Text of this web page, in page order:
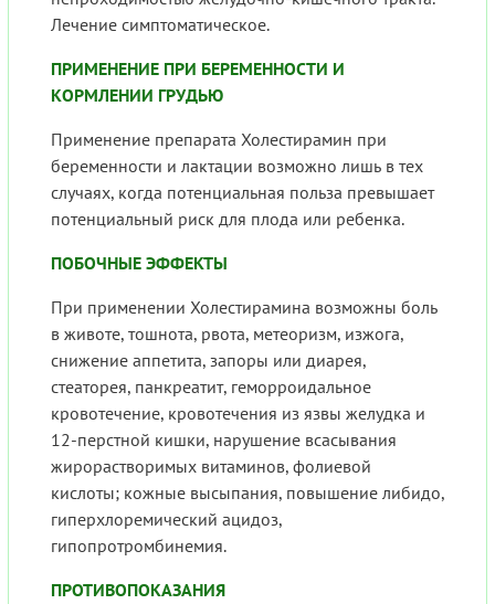
Лечение симптоматическое.
ПРИМЕНЕНИЕ ПРИ БЕРЕМЕННОСТИ И
КОРМЛЕНИИ ГРУДЬЮ
Применение препарата Холестирамин при
беременности и лактации возможно лишь в тех
случаях, когда потенциальная польза превышает
потенциальный риск для плода или ребенка.
ПОБОЧНЫЕ ЭФФЕКТЫ
При применении Холестирамина возможны боль
в животе, тошнота, рвота, метеоризм, изжога,
снижение аппетита, запоры или диарея,
стеаторея, панкреатит, геморроидальное
кровотечение, кровотечения из язвы желудка и
12-перстной кишки, нарушение всасывания
жирорастворимых витаминов, фолиевой
кислоты; кожные высыпания, повышение либидо,
гиперхлоремический ацидоз,
гипопротромбинемия.
ПРОТИВОПОКАЗАНИЯ